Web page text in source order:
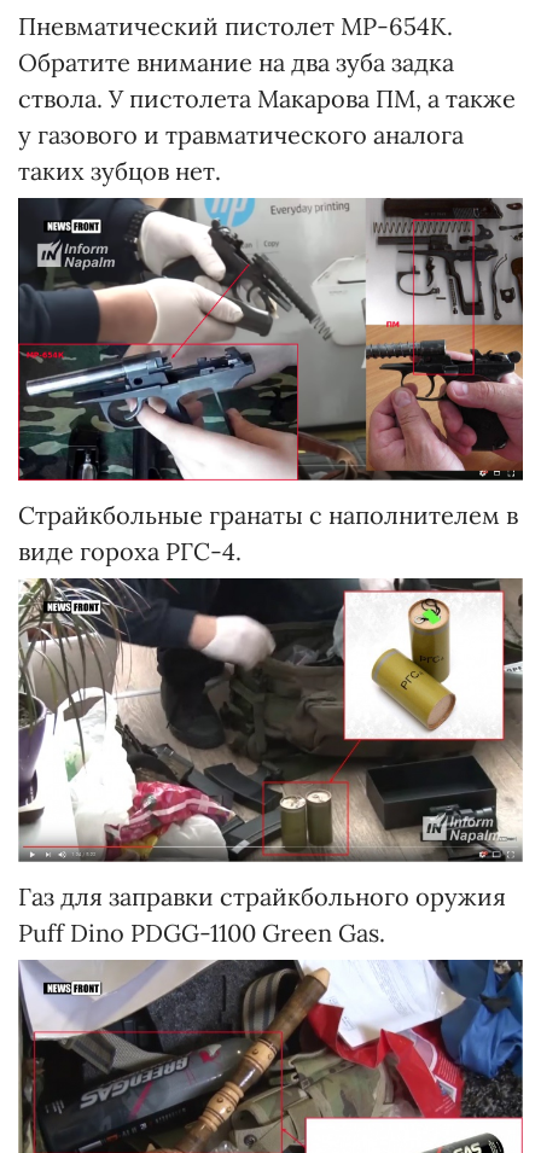
Пневматический пистолет MP-654K.
Обратите внимание на два зуба задка
ствола. У пистолета Макарова ПМ, а также
у газового и травматического аналога
таких зубцов нет.
Страйкбольные гранаты с наполнителем в
виде гороха РГС-4.
Газ для заправки страйкбольного оружия
Puff Dino PDGG-1100 Green Gas.